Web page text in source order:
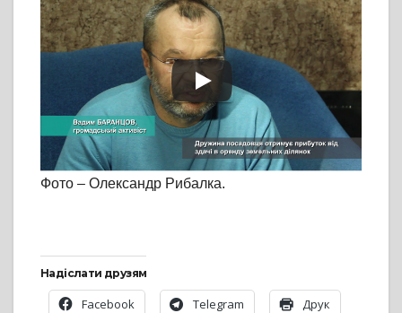
Фото – Олександр Рибалка.
Надіслати друзям
Facebook Telegram Друк